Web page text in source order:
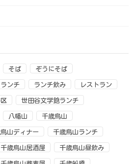
そば ぞうにそば
ランチ ランチ飲み レストラン
世田谷文学館ランチ
八幡山 千歳烏山
山ディナー 千歳烏山ランチ
千歳烏山居酒屋 千歳烏山昼飲み